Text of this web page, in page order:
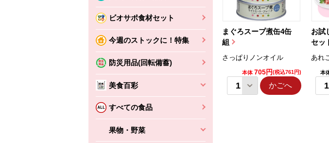
ビオサポ食材セット
今週のストックに！特集
防災用品(回転備蓄)
美食百彩
すべての食品
果物・野菜
まぐろスープ煮缶4缶
組
さっぱりノンオイル
本体 705円(税込761円)
かごへ
お試
セッ
あれ
本
ちょこっと揚げ（香
えびの風味がぶわっ！
かごへ
バルサミコ
本体2,160円 (税込2,333円)
かごへ